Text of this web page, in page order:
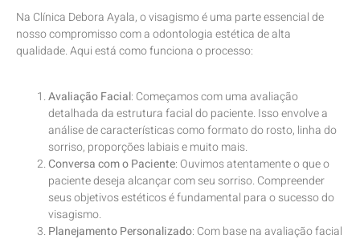
Na Clínica Debora Ayala, o visagismo é uma parte essencial de
nosso compromisso com a odontologia estética de alta
qualidade. Aqui está como funciona o processo:
Avaliação Facial: Começamos com uma avaliação
detalhada da estrutura facial do paciente. Isso envolve a
análise de características como formato do rosto, linha do
sorriso, proporções labiais e muito mais.
Conversa com o Paciente: Ouvimos atentamente o que o
paciente deseja alcançar com seu sorriso. Compreender
seus objetivos estéticos é fundamental para o sucesso do
visagismo.
Planejamento Personalizado: Com base na avaliação facial